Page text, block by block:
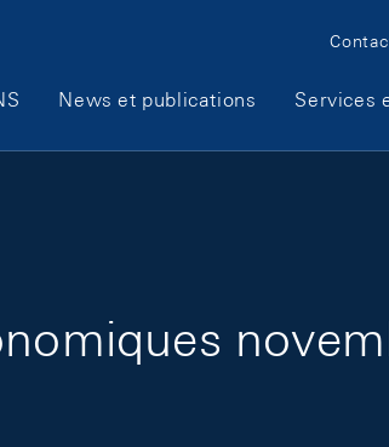
Meta
News et publications Services